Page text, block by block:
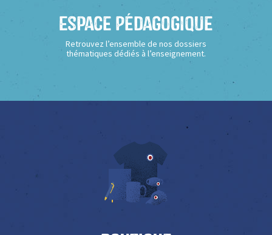
Espace Pédagogique
Retrouvez l’ensemble de nos dossiers
thématiques dédiés à l’enseignement.